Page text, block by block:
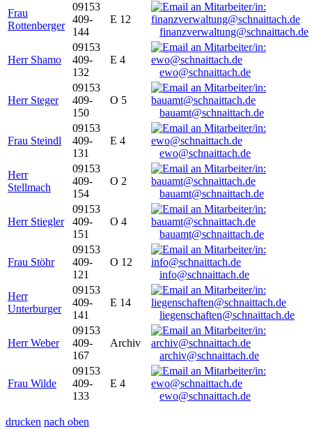
Frau
Rottenberger
09153
409-
144
E 12
finanzverwaltung@schnaittach.de
Herr Shamo
09153
409-
132
E 4
ewo@schnaittach.de
Herr Steger
09153
409-
150
O 5
bauamt@schnaittach.de
Frau Steindl
09153
409-
131
E 4
ewo@schnaittach.de
Herr
Stellmach
09153
409-
154
O 2
bauamt@schnaittach.de
Herr Stiegler
09153
409-
151
O 4
bauamt@schnaittach.de
Frau Stöhr
09153
409-
121
O 12
info@schnaittach.de
Herr
Unterburger
09153
409-
141
E 14
liegenschaften@schnaittach.de
Herr Weber
09153
409-
167
Archiv
archiv@schnaittach.de
Frau Wilde
09153
409-
133
E 4
ewo@schnaittach.de
drucken nach oben